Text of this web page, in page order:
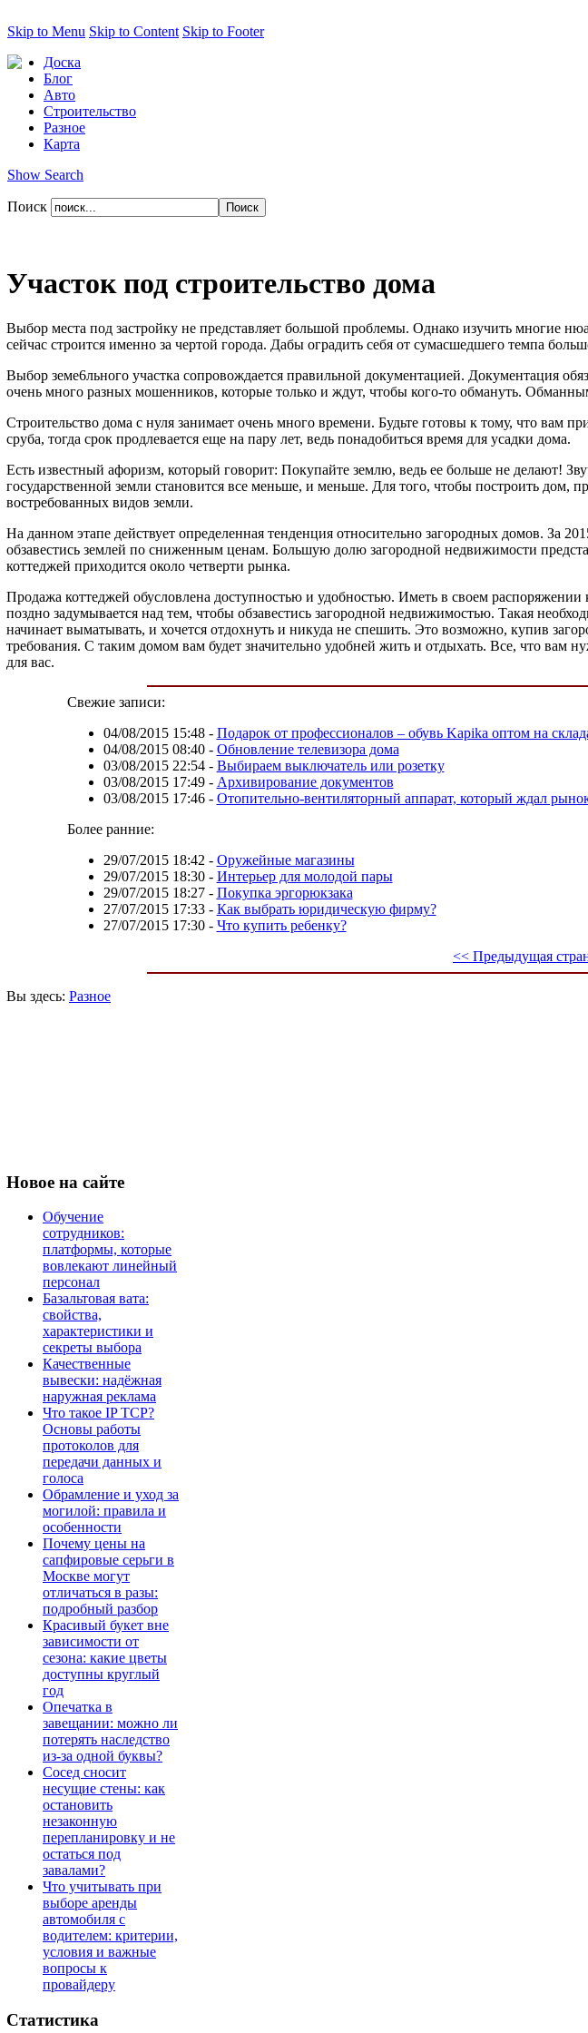
Skip to Menu Skip to Content Skip to Footer
Доска
Блог
Авто
Строительство
Разное
Карта
Show Search
Поиск
Участок под строительство дома
Выбор места под застройку не представляет большой проблемы. Однако изучить многие
сейчас строится именно за чертой города. Дабы оградить себя от сумасшедшего темпа
Выбор земе6льного участка сопровождается правильной документацией. Документация
очень много разных мошенников, которые только и ждут, чтобы кого-то обмануть.
Строительство дома с нуля занимает очень много времени. Будьте готовы к тому, что вам
сруба, тогда срок продлевается еще на пару лет, ведь понадобиться время для усадки дома.
Есть известный афоризм, который говорит: Покупайте землю, ведь ее больше не делают!
государственной земли становится все меньше, и меньше. Для того, чтобы построить дом,
востребованных видов земли.
На данном этапе действует определенная тенденция относительно загородных домов. За
обзавестись землей по сниженным ценам. Большую долю загородной недвижимости
коттеджей приходится около четверти рынка.
Продажа коттеджей обусловлена доступностью и удобностью. Иметь в своем
поздно задумывается над тем, чтобы обзавестись загородной недвижимостью. Такая
начинает выматывать, и хочется отдохнуть и никуда не спешить. Это возможно, купив
требования. С таким домом вам будет значительно удобней жить и отдыхать. Все, что вам
для вас.
Свежие записи:
04/08/2015 15:48- Подарок от профессионалов – обувь Kapika оптом на
04/08/2015 08:40- Обновление телевизора дома
03/08/2015 22:54- Выбираем выключатель или розетку
03/08/2015 17:49- Архивирование документов
03/08/2015 17:46- Отопительно-вентиляторный аппарат, который ждал
Более ранние:
29/07/2015 18:42 - Оружейные магазины
29/07/2015 18:30- Интерьер для молодой пары
29/07/2015 18:27- Покупка эргорюкзака
27/07/2015 17:33- Как выбрать юридическую фирму?
27/07/2015 17:30- Что купить ребенку?
<< Предыдущая
Вы здесь: Разное
Новое на сайте
Обучение
сотрудников:
платформы, которые
вовлекают линейный
персонал
Базальтовая вата:
свойства,
характеристики и
секреты выбора
Качественные
вывески: надёжная
наружная реклама
Что такое IP TCP?
Основы работы
протоколов для
передачи данных и
голоса
Обрамление и уход за
могилой: правила и
особенности
Почему цены на
сапфировые серьги в
Москве могут
отличаться в разы:
подробный разбор
Красивый букет вне
зависимости от
сезона: какие цветы
доступны круглый
год
Опечатка в
завещании: можно ли
потерять наследство
из-за одной буквы?
Сосед сносит
несущие стены: как
остановить
незаконную
перепланировку и не
остаться под
завалами?
Что учитывать при
выборе аренды
автомобиля с
водителем: критерии,
условия и важные
вопросы к
провайдеру
Статистика